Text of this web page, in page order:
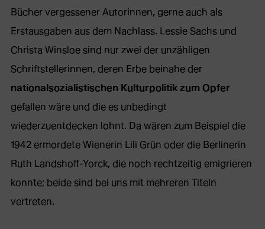
Bücher vergessener Autorinnen, gerne auch als
Erstausgaben aus dem Nachlass. Lessie Sachs und
Christa Winsloe sind nur zwei der unzähligen
Schriftstellerinnen, deren Erbe beinahe der
nationalsozialistischen Kulturpolitik zum Opfer
gefallen wäre und die es unbedingt
wiederzuentdecken lohnt. Da wären zum Beispiel die
1942 ermordete Wienerin Lili Grün oder die Berlinerin
Ruth Landshoff-Yorck, die noch rechtzeitig emigrieren
konnte; beide sind bei uns mit mehreren Titeln
vertreten.